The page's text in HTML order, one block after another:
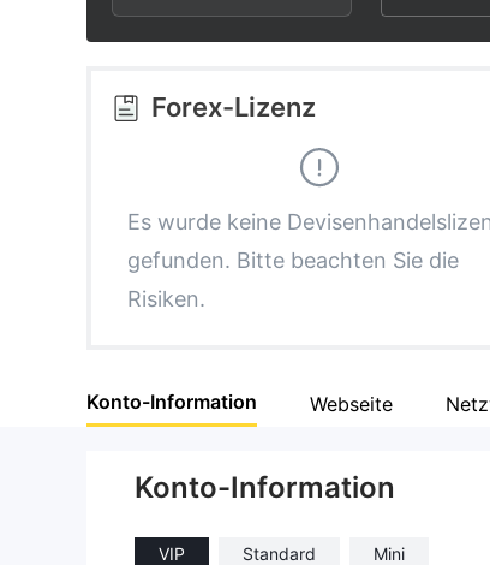
2
3
5
6
7
8
9
7
8
Forex-Lizenz
Es wurde keine
gefunden. Bitte beachten Sie die
Risiken.
Konto-Information Webseite
Konto-Information
VIP Standard Mini